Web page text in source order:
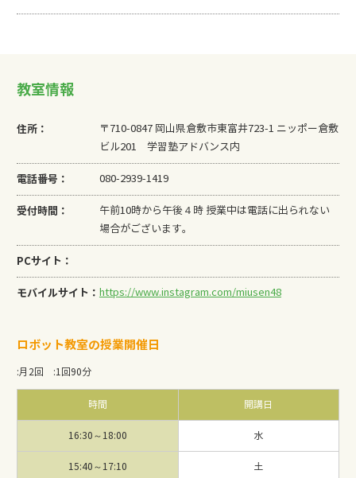
教室情報
住所：
〒710-0847 岡山県倉敷市東富井723-1 ニッポー倉敷
ビル201 学習塾アドバンス内
電話番号： 080-2939-1419
受付時間：
午前10時から午後４時 授業中は電話に出られない
場合がございます。
PCサイト：
モバイルサイト： https://www.instagram.com/miusen48
ロボット教室の授業開催日
:月2回 :1回90分
時間 開講日
16:30～18:00 水
15:40～17:10 土